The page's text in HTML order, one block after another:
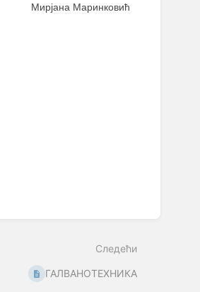
Мирјана Маринковић
Следећи
ГАЛВАНОТЕХНИКА